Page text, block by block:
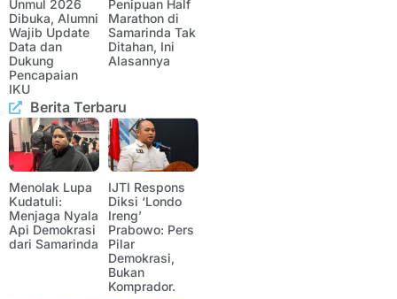
Unmul 2026
Dibuka, Alumni
Wajib Update
Data dan
Dukung
Pencapaian
IKU
Penipuan Half
Marathon di
Samarinda Tak
Ditahan, Ini
Alasannya
Berita Terbaru
Menolak Lupa
Kudatuli:
Menjaga Nyala
Api Demokrasi
dari Samarinda
IJTI Respons
Diksi ‘Londo
Ireng’
Prabowo: Pers
Pilar
Demokrasi,
Bukan
Komprador.